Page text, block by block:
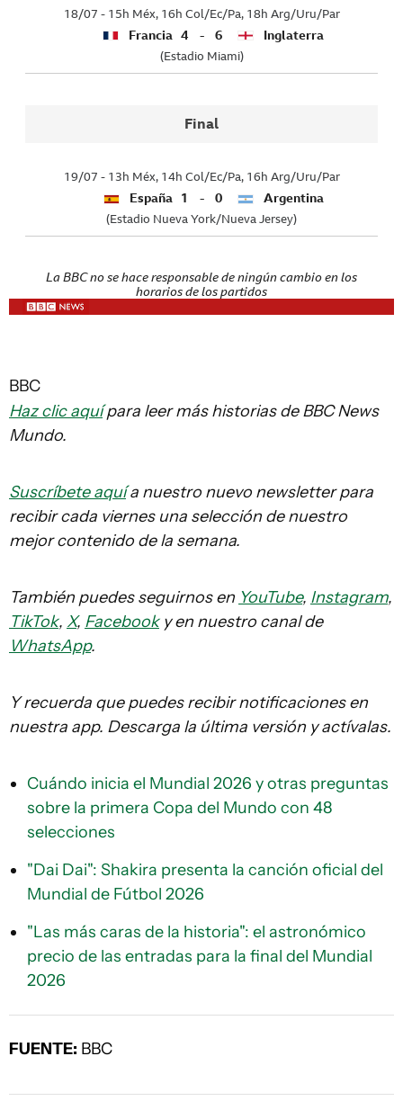
BBC
Haz clic aquípara leer más historias de BBC News
Mundo.
Suscríbete aquía nuestro nuevo newsletter para
recibir cada viernes una selección de nuestro
mejor contenido de la semana.
También puedes seguirnos en YouTube, Instagram,
TikTok, X, Facebooky en nuestro canal de
WhatsApp.
Y recuerda que puedes recibir notificaciones en
nuestra app. Descarga la última versión y actívalas.
Cuándo inicia el Mundial 2026 y otras preguntas
sobre la primera Copa del Mundo con 48
selecciones
"Dai Dai": Shakira presenta la canción oficial del
Mundial de Fútbol 2026
"Las más caras de la historia": el astronómico
precio de las entradas para la final del Mundial
2026
FUENTE: BBC